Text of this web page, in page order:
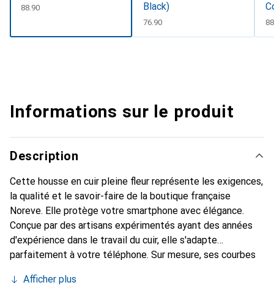
CHF
88.90
Black)
CHF
76.90
Informations sur le produit
Description
Cette housse en cuir pleine fleur représente les exigences,
la qualité et le savoir-faire de la boutique française
Noreve. Elle protège votre smartphone avec élégance.
Conçue par des artisans expérimentés ayant des années
d'expérience dans le travail du cuir, elle s'adapte
parfaitement à votre téléphone. Sur mesure, ses courbes
devient l'accessoire chic et indispensable pour votre
Afficher plus